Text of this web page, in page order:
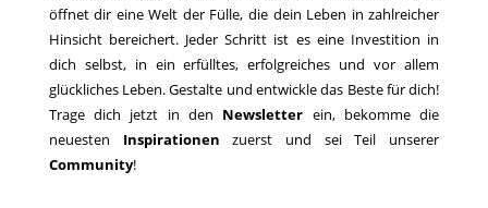
öffnet dir eine Welt der Fülle, die dein Leben in zahlreicher
Hinsicht bereichert. Jeder Schritt ist es eine Investition in
dich selbst, in ein erfülltes, erfolgreiches und vor allem
glückliches Leben. Gestalte und entwickle das Beste für dich!
Trage dich jetzt in den Newsletter ein, bekomme die
neuesten Inspirationen zuerst und sei Teil unserer
Community!